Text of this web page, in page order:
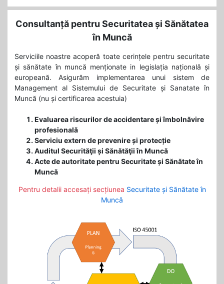
Consultanță pentru Securitatea și Sănătatea
în Muncă
Serviciile noastre acoperă toate cerințele pentru securitate
și sănătate în muncă menționate in legislația națională și
europeană. Asigurăm implementarea unui sistem de
Management al Sistemului de Securitate și Sanatate în
Muncă (nu și certificarea acestuia)
Evaluarea riscurilor de accidentare și îmbolnăvire
profesională
Serviciu extern de prevenire și protecție
Auditul Securităţii și Sănătăţii în Muncă
Acte de autoritate pentru Securitate și Sănătate în
Muncă
Pentru detalii accesați secțiunea Securitate și Sănătate în
Muncă